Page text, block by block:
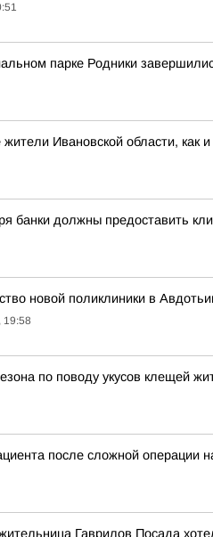
парке Родники
жители Ивановской области, как
банки должны предоставить
новой поликлиники в
19:58
по поводу укусов клещей
после сложной операции
Гаврилов Посада